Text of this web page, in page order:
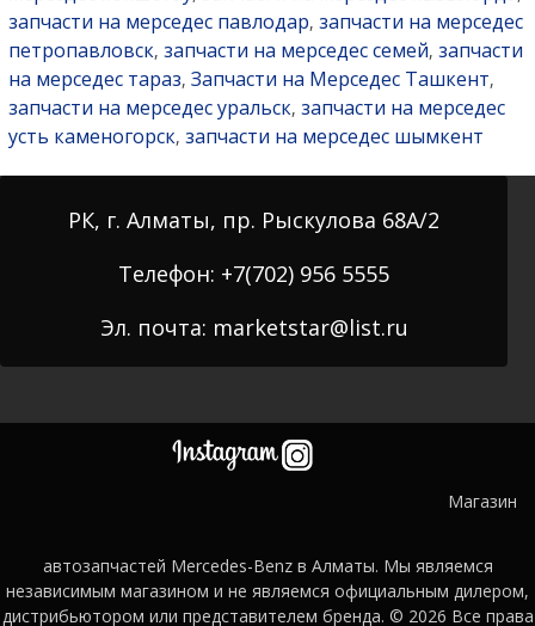
запчасти на мерседес павлодар, запчасти на мерседес
петропавловск, запчасти на мерседес семей, запчасти
на мерседес тараз, Запчасти на Мерседес Ташкент,
запчасти на мерседес уральск, запчасти на мерседес
усть каменогорск, запчасти на мерседес шымкент
РК, г. Алматы, пр. Рыскулова 68А/2
Телефон: +7(702) 956 5555
Эл. почта: marketstar@list.ru
Магазин
автозапчастей Mercedes-Benz в Алматы. Мы являемся
независимым магазином и не являемся официальным дилером,
дистрибьютором или представителем бренда. © 2026 Все права